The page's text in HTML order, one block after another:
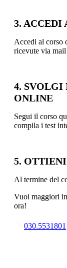
3. ACCEDI
Accedi al corso
ricevute via mail
4. SVOLGI
ONLINE
Segui il corso
compila i test
5.
Al termine del
Vuoi maggiori
ora!
030.5531801